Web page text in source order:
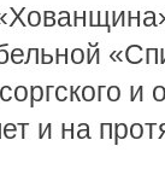
и
и на